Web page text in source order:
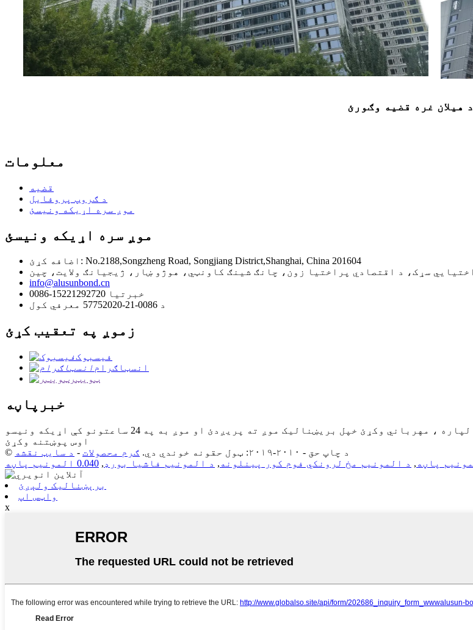
د هیلان غره قضیه وګورئ
معلومات
قضیه
د ګروپ پروفایل
موږ سره اړیکه ونیسئ
موږ سره اړیکه ونیسئ
اضافه کړئ: No.2188,Songzheng Road, Songjiang District,Shanghai, China 201604
info@alusunbond.cn
0086-15221292720 خبرتیا
د 0086-21-57752020 معرفي کول
زموږ په تعقیب کړئ
فیسبوک
انسټاګرام
ټویټر
خبرپاڼه
اوس پوښتنه وکړئ
© د چاپ حق - ۲۰۱۰-۲۰۱۹: ټول حقونه خوندي دي.
ګرم محصولات - د سایټ نقشه
, د المونیم مخ لرونکي فوم کور پینلونه , د المونیم فاشیا بورډ , 0.040 المونیم پاڼه
برېښنالیک ولېږئ
واټس اپ
x